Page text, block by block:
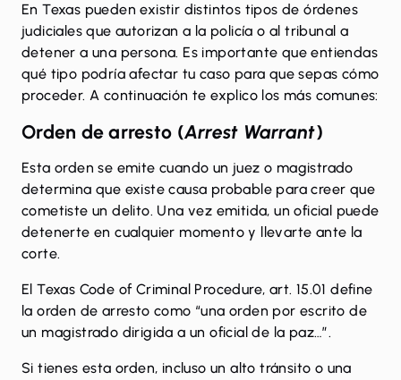
En Texas pueden existir distintos tipos de órdenes
judiciales que autorizan a la policía o al tribunal a
detener a una persona. Es importante que entiendas
qué tipo podría afectar tu caso para que sepas cómo
proceder. A continuación te explico los más comunes:
Orden de arresto (Arrest Warrant)
Esta orden se emite cuando un juez o magistrado
determina que existe causa probable para creer que
cometiste un delito. Una vez emitida, un oficial puede
detenerte en cualquier momento y llevarte ante la
corte.
ElTexas Code of Criminal Procedure, art. 15.01 define
la orden de arresto como “una orden por escrito de
un magistrado dirigida a un oficial de la paz…”.
Si tienes esta orden, incluso un alto tránsito o una